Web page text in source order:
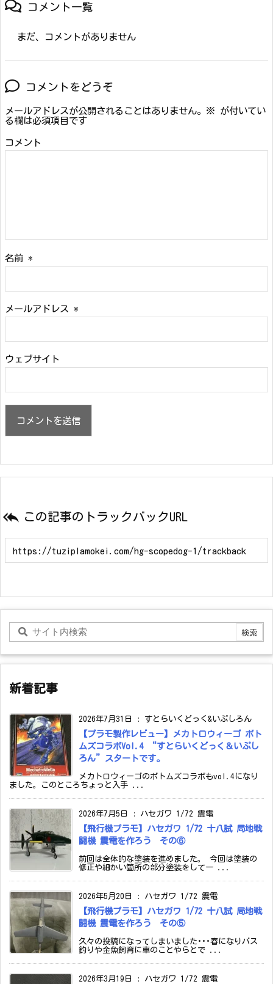
コメント一覧
まだ、コメントがありません
コメントをどうぞ
メールアドレスが公開されることはありません。 ※ が付いてい
る欄は必須項目です
コメント
名前 *
メールアドレス *
ウェブサイト
 この記事のトラックバックURL
新着記事
2026年7月31日 : すとらいくどっく&いぷしろん
【プラモ製作レビュー】メカトロウィーゴ ボト
ムズコラボVol.4 “すとらいくどっく＆いぷし
ろん”スタートです。
メカトロウィーゴのボトムズコラボもvol.4になり
ました。このところちょっと入手 ...
2026年7月5日 : ハセガワ 1/72 震電
【飛行機プラモ】ハセガワ 1/72 十八試 局地戦
闘機 震電を作ろう その⑥
前回は全体的な塗装を進めました。 今回は塗装の
修正や細かい箇所の部分塗装をして一 ...
2026年5月20日 : ハセガワ 1/72 震電
【飛行機プラモ】ハセガワ 1/72 十八試 局地戦
闘機 震電を作ろう その⑤
久々の投稿になってしまいました･･･春になりバス
釣りや金魚飼育に車のことやらとで ...
2026年3月19日 : ハセガワ 1/72 震電